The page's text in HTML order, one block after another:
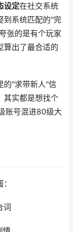
设定在社交系统
到系统匹配的"完
张的是有个玩家
算出了最合适的
的"求带新人"信
其实都是想找个
账号混进80级大
词